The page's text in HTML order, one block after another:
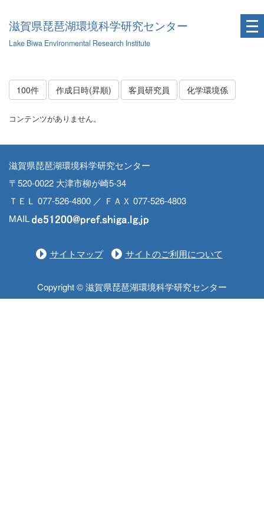
滋賀県琵琶湖環境科学研究センター
Lake Biwa Environmental Research Institute
100件 作成日時(昇順) 客員研究員 化学環境係
コンテンツがありません。
滋賀県琵琶湖環境科学研究センター
〒520-0022 大津市柳が崎5-34
ＴＥＬ 077-526-4800 ／ ＦＡＸ 077-526-4803
MAIL
サイトマップ サイトのご利用について
Copyright © 滋賀県琵琶湖環境科学研究センター